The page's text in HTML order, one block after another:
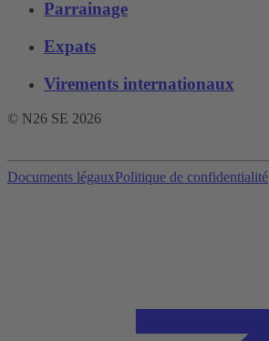
Parrainage
Expats
Virements internationaux
© N26 SE 2026
Documents légauxPolitique de confidentialité